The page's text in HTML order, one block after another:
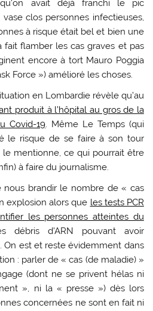
avait déjà franchi le pic
clos personnes infectieuses,
à risque était bel et bien une
fait flamber les cas graves et pas
encore à tort Mauro Poggia
Force ») amélioré les choses.
en Lombardie révèle qu’au
produit à l’hôpital au gros de la
Covid-19. Même Le Temps (qui
le risque de se faire à son tour
mentionne, ce qui pourrait être
à faire du journalisme.
nous brandir le nombre de « cas
explosion alors que les tests PCR
les personnes atteintes du
débris d’ARN pouvant avoir
On est et reste évidemment dans
: parler de « cas (de maladie) »
(dont ne se privent hélas ni
», ni la « presse ») dès lors
concernées ne sont en fait ni